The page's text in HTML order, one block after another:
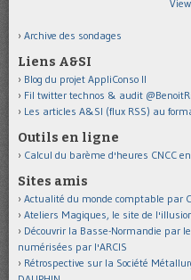
Archive des sondages
Liens A&SI
Blog du projet AppliConso II
Fil twitter technos & audit
Les articles A&SI (flux RSS) au
Outils en ligne
Calcul du barème d'heures CNCC
Sites amis
Actualité du monde comptable par
Ateliers Magiques, le site de
Découvrir la Basse-Normandie par
numérisées par l'ARCIS
Rétrospective sur la Société